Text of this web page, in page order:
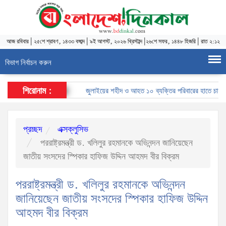
আজরবিবার| ২৫শে শ্রাবণ, ১৪৩৩ বঙ্গাব্দ| ৯ই আগস্ট, ২০২৬ খ্রিস্টাব্দ| ২৬শে সফর, ১৪৪৮ হিজরি| রাত ২:১২
বিভাগ নির্বাচন করুন
শিরোনাম : জুলাইয়ের শহীদ ও আহত ১০ ব্যক্তির পরিবারের হাতে
প্রচ্ছদ
এক্সক্লুসিভ
পররাষ্ট্রমন্ত্রী ড. খলিলুর রহমানকে অভিনন্দন জানিয়েছেন
জাতীয় সংসদের স্পিকার হাফিজ উদ্দিন আহমদ বীর বিক্রম
পররাষ্ট্রমন্ত্রী ড. খলিলুর রহমানকে অভিনন্দন
জানিয়েছেন জাতীয় সংসদের স্পিকার হাফিজ উদ্দিন
আহমদ বীর বিক্রম